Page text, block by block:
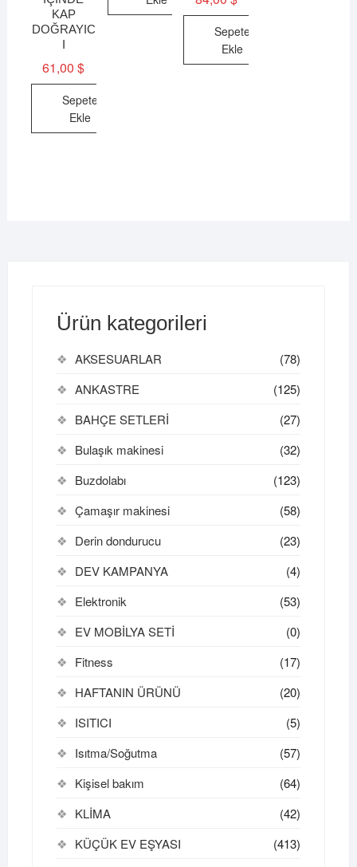
KAP
DOĞRAYIC
61,00$
Sepete
Ekle
Sepete
Ekle
Ürün kategorileri
AKSESUARLAR
(78)
ANKASTRE
(125)
BAHÇE SETLERİ
(27)
Bulaşık makinesi
(32)
Buzdolabı
(123)
Çamaşır makinesi
(58)
Derin dondurucu
(23)
DEV KAMPANYA
(4)
Elektronik
(53)
EV MOBİLYA SETİ
(0)
Fitness
(17)
HAFTANIN ÜRÜNÜ
(20)
ISITICI
(5)
Isıtma/Soğutma
(57)
Kişisel bakım
(64)
KLİMA
(42)
KÜÇÜK EV EŞYASI
(413)